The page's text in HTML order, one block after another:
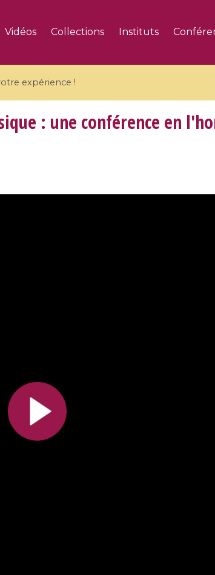
Vidéos Collections Instituts
expérience !
Algebraic geometry and
: une conférence en